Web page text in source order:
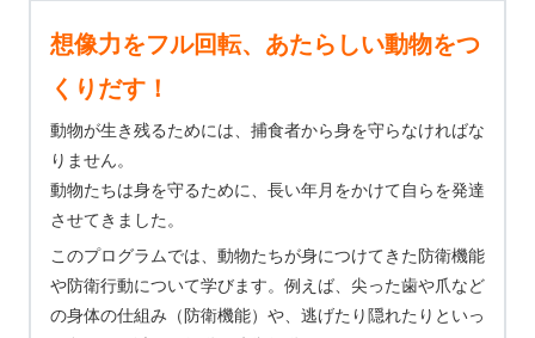
想像力をフル回転、あたらしい動物をつ
くりだす！
動物が生き残るためには、捕食者から身を守らなければな
りません。
動物たちは身を守るために、長い年月をかけて自らを発達
させてきました。
このプログラムでは、動物たちが身につけてきた防衛機能
や防衛行動について学びます。例えば、尖った歯や爪など
の身体の仕組み（防衛機能）や、逃げたり隠れたりといっ